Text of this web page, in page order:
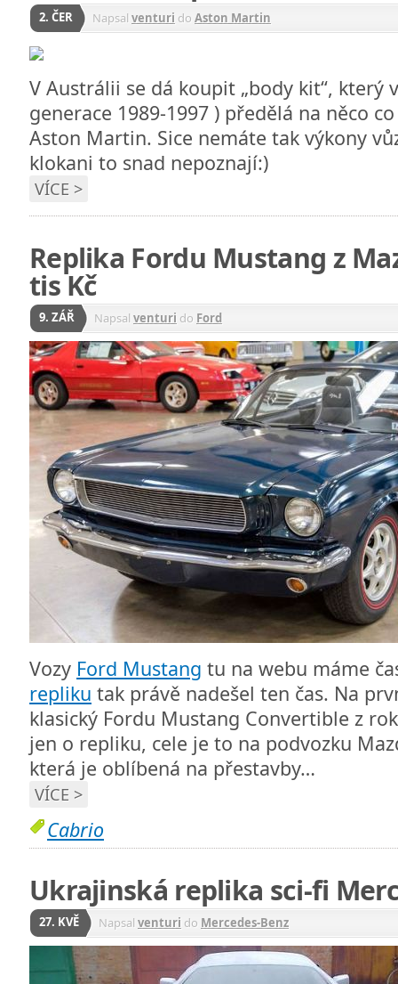
2. ČER Napsal venturi do Aston Martin
V Austrálii se dá koupit „body kit“, který
generace 1989-1997 ) předělá na něco
Aston Martin. Sice nemáte tak výkony
klokani to snad nepoznají:)
VÍCE >
Replika Fordu Mustang z
tis Kč
9. ZÁŘ Napsal venturi do Ford
Vozy Ford Mustang tu na webu máme
repliku tak právě nadešel ten čas. Na
klasický Fordu Mustang Convertible z
jen o repliku, cele je to na podvozku
která je oblíbená na přestavby…
VÍCE >
Cabrio
Ukrajinská replika sci-fi
27. KVĚ Napsal venturi do Mercedes-Benz